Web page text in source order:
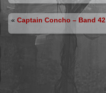
«Captain Concho – Band 42